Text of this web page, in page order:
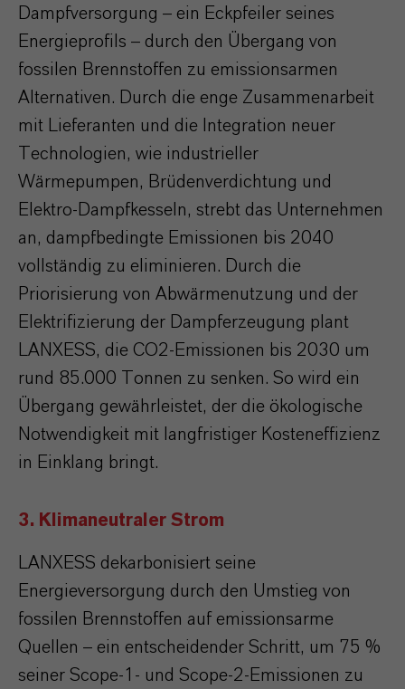
Dampfversorgung – ein Eckpfeiler seines
Energieprofils – durch den Übergang von
fossilen Brennstoffen zu emissionsarmen
Alternativen. Durch die enge Zusammenarbeit
mit Lieferanten und die Integration neuer
Technologien, wie industrieller
Wärmepumpen, Brüdenverdichtung und
Elektro-Dampfkesseln, strebt das Unternehmen
an, dampfbedingte Emissionen bis 2040
vollständig zu eliminieren. Durch die
Priorisierung von Abwärmenutzung und der
Elektrifizierung der Dampferzeugung plant
LANXESS, die CO2-Emissionen bis 2030 um
rund 85.000 Tonnen zu senken. So wird ein
Übergang gewährleistet, der die ökologische
Notwendigkeit mit langfristiger Kosteneffizienz
in Einklang bringt.
3. Klimaneutraler Strom
LANXESS dekarbonisiert seine
Energieversorgung durch den Umstieg von
fossilen Brennstoffen auf emissionsarme
Quellen – ein entscheidender Schritt, um 75 %
seiner Scope-1- und Scope-2-Emissionen zu